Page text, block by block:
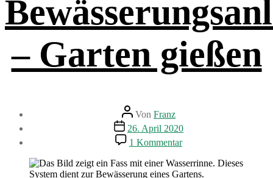
– Garten gießen
Beitragsautor
Von Franz
Beitragsdatum
26. April 2020
1 Kommentarzu
Bewässerungsanlagen
–
Garten